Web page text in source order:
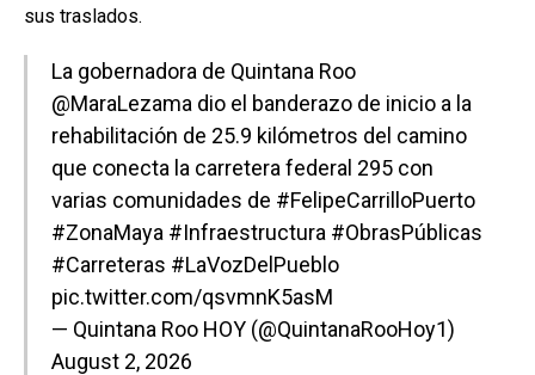
sus traslados.
La gobernadora de Quintana Roo
@MaraLezama dio el banderazo de inicio a la
rehabilitación de 25.9 kilómetros del camino
que conecta la carretera federal 295 con
varias comunidades de #FelipeCarrilloPuerto
#ZonaMaya #Infraestructura #ObrasPúblicas
#Carreteras #LaVozDelPueblo
pic.twitter.com/qsvmnK5asM
— Quintana Roo HOY (@QuintanaRooHoy1)
August 2, 2026